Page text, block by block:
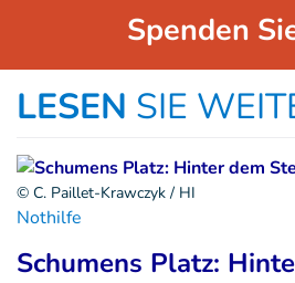
Spenden
LESEN SIE
© C. Paillet-Krawczyk / HI
Nothilfe
Schumens Platz: